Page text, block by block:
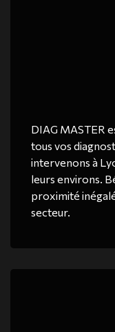
DIAG MASTER
tous vos
intervenons à
leurs environs.
proximité
secteur.